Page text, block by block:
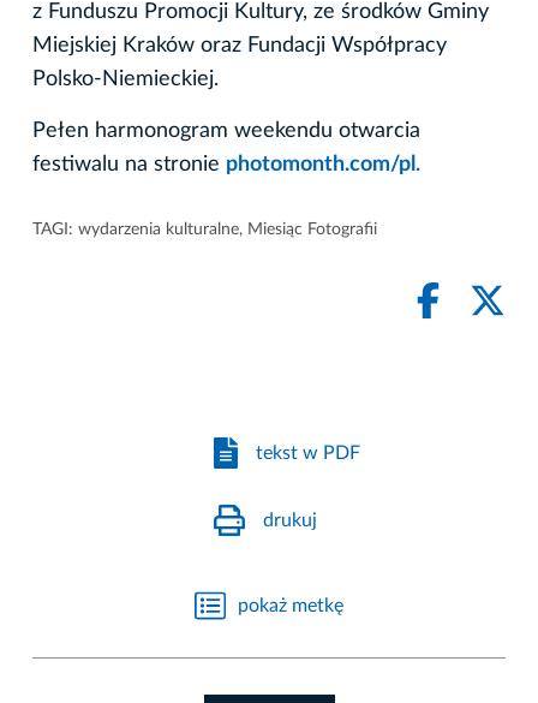
z Funduszu Promocji Kultury, ze środków Gminy
Miejskiej Kraków oraz Fundacji Współpracy
Polsko-Niemieckiej.
Pełen harmonogram weekendu otwarcia
festiwalu na stronie photomonth.com/pl .
TAGI: wydarzenia kulturalne, Miesiąc Fotografii
tekst w PDF
drukuj
pokaż metkę